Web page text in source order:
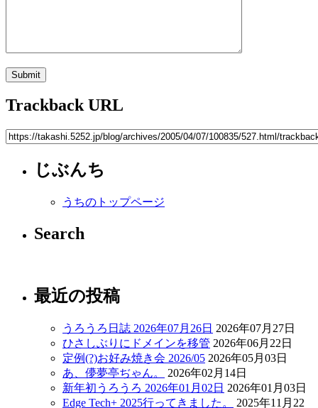
Trackback URL
じぶんち
うちのトップページ
Search
最近の投稿
うろうろ日誌 2026年07月26日 2026年07月27日
ひさしぶりにドメインを移管 2026年06月22日
定例(?)お好み焼き会 2026/05 2026年05月03日
あ、儚夢亭ぢゃん。
2026年02月14日
新年初うろうろ 2026年01月02日 2026年01月03日
Edge Tech+ 2025行ってきました。
2025年11月22